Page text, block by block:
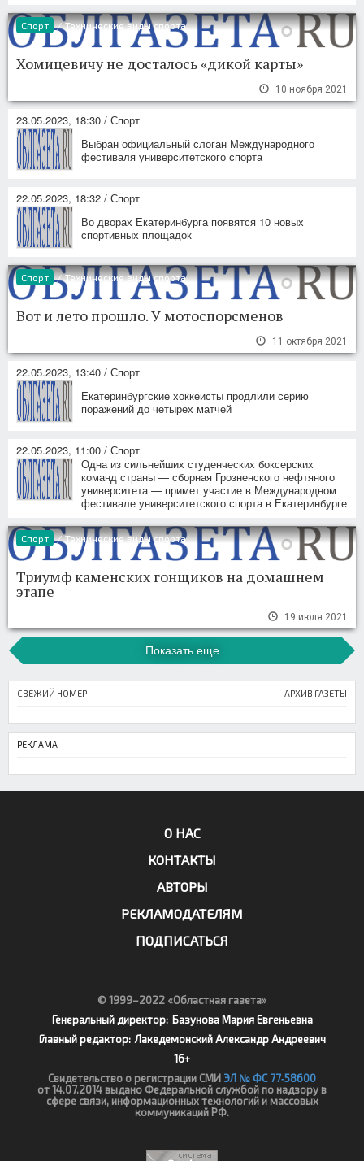
Спорт / Технические виды спорта
Хомицевичу не досталось «дикой карты»
10 ноября 2021
23.05.2023, 18:30 / Спорт
Выбран официальный слоган Международного
фестиваля университетского спорта
22.05.2023, 18:32 / Спорт
Во дворах Екатеринбурга появятся 10 новых
спортивных площадок
Спорт / Технические виды спорта
Вот и лето прошло. У мотоспорсменов
11 октября 2021
22.05.2023, 13:40 / Спорт
Екатеринбургские хоккеисты продлили серию
поражений до четырех матчей
22.05.2023, 11:00 / Спорт
Одна из сильнейших студенческих боксерских
команд страны — сборная Грозненского нефтяного
университета — примет участие в Международном
фестивале университетского спорта в Екатеринбурге
Спорт / Технические виды спорта
Триумф каменских гонщиков на домашнем
этапе
19 июля 2021
Показать еще
СВЕЖИЙ НОМЕР АРХИВ ГАЗЕТЫ
РЕКЛАМА
О НАС
КОНТАКТЫ
АВТОРЫ
РЕКЛАМОДАТЕЛЯМ
ПОДПИСАТЬСЯ
© 1999–2022 «Областная газета»
Генеральный директор: Базунова Мария Евгеньевна
Главный редактор: Лакедемонский Александр Андреевич
16+
Свидетельство о регистрации СМИ ЭЛ № ФС 77‑58600
от 14.07.2014 выдано Федеральной службой по надзору в
сфере связи, информационных технологий и массовых
коммуникаций РФ.